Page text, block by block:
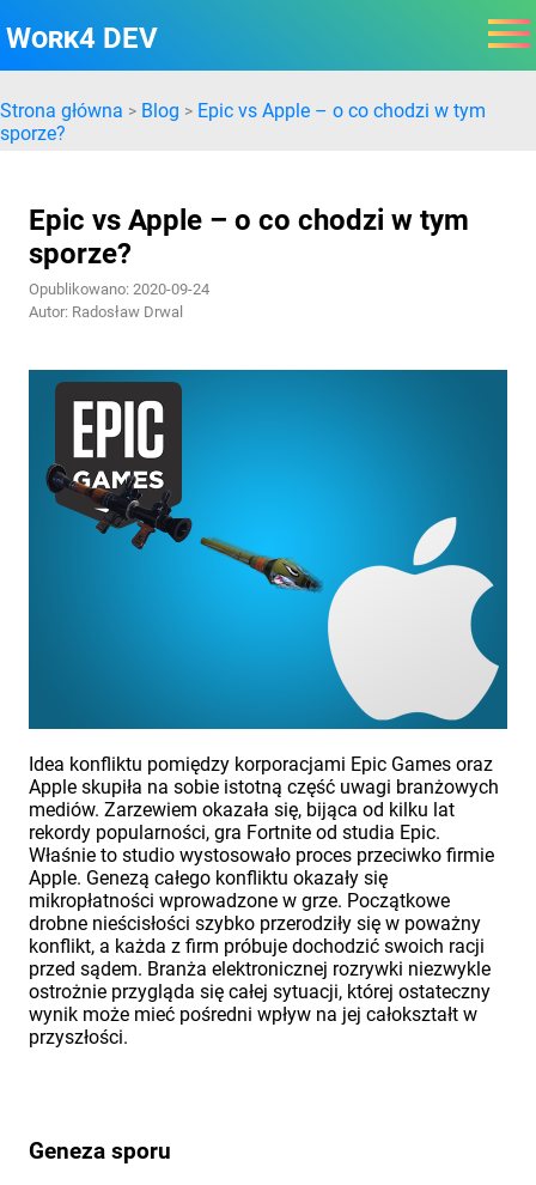
Work4 DEV
Strona główna > Blog > Epic vs Apple – o co chodzi w tym
sporze?
Epic vs Apple – o co chodzi w tym
sporze?
Opublikowano: 2020-09-24
Autor: Radosław Drwal
Idea konfliktu pomiędzy korporacjami Epic Games oraz
Apple skupiła na sobie istotną część uwagi branżowych
mediów. Zarzewiem okazała się, bijąca od kilku lat
rekordy popularności, gra Fortnite od studia Epic.
Właśnie to studio wystosowało proces przeciwko firmie
Apple. Genezą całego konfliktu okazały się
mikropłatności wprowadzone w grze. Początkowe
drobne nieścisłości szybko przerodziły się w poważny
konflikt, a każda z firm próbuje dochodzić swoich racji
przed sądem. Branża elektronicznej rozrywki niezwykle
ostrożnie przygląda się całej sytuacji, której ostateczny
wynik może mieć pośredni wpływ na jej całokształt w
przyszłości.
Geneza sporu